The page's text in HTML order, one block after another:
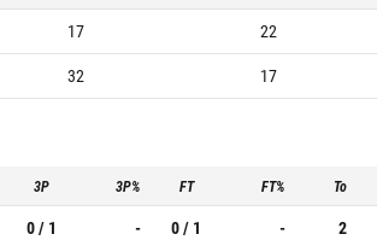
17 22
32 17
3P 3P% FT FT% To
0 / 1 - 0 / 1 - 2